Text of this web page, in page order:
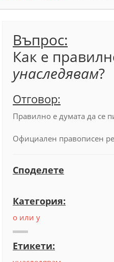
Въпрос:
Как е
унаследявам?
Отговор:
Правилно е думата да се
Официален правописен
Споделете
Категория:
о или у
Етикети: